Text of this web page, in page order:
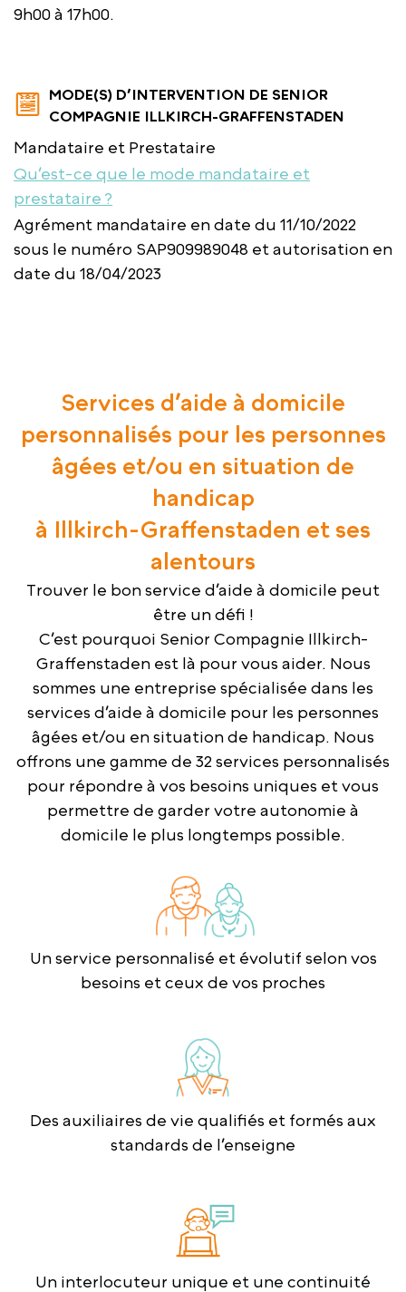
9h00 à 17h00.
MODE(S) D’INTERVENTION DE SENIOR
COMPAGNIE ILLKIRCH-GRAFFENSTADEN
Mandataire et Prestataire
Qu’est-ce que le mode mandataire et
prestataire ?
Agrément mandataire en date du 11/10/2022
sous le numéro SAP909989048 et autorisation en
date du 18/04/2023
Services d’aide à domicile
personnalisés pour les personnes
âgées et/ou en situation de
handicap
à Illkirch-Graffenstaden et ses
alentours
Trouver le bon service d’aide à domicile peut
être un défi !
C’est pourquoi Senior Compagnie Illkirch-
Graffenstaden est là pour vous aider. Nous
sommes une entreprise spécialisée dans les
services d’aide à domicile pour les personnes
âgées et/ou en situation de handicap. Nous
offrons une gamme de 32 services personnalisés
pour répondre à vos besoins uniques et vous
permettre de garder votre autonomie à
domicile le plus longtemps possible.
Un service personnalisé et évolutif selon vos
besoins et ceux de vos proches
Des auxiliaires de vie qualifiés et formés aux
standards de l’enseigne
Un interlocuteur unique et une continuité